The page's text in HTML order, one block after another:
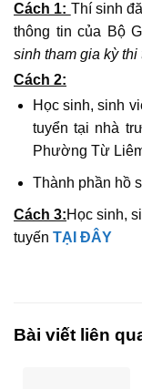
Cách 1: Thí sinh
thông tin của Bộ
sinh tham gia kỳ
Cách 2:
Học sinh, sinh
tuyển tại nhà
Phường Từ
Thành phần hồ
Cách 3:Học sinh,
tuyến TẠI ĐÂY
Bài viết liên